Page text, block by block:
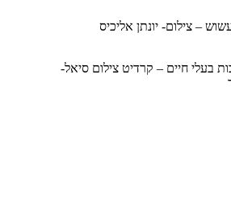
יונתן אליכיס
חיים – קרדיט צילום סיאל-